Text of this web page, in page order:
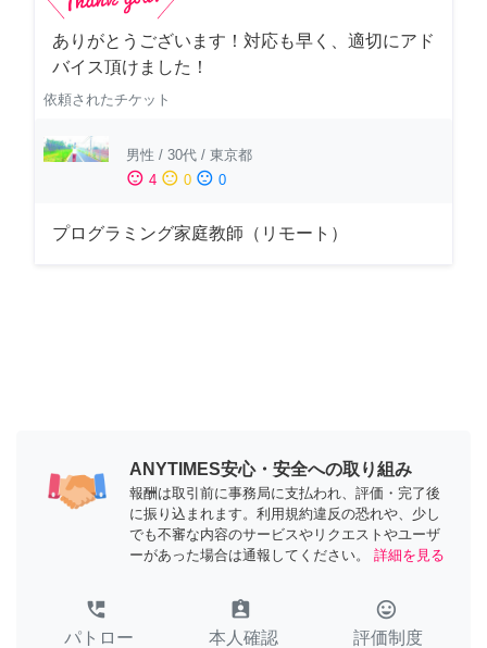
ありがとうございます！対応も早く、適切にアド
バイス頂けました！
依頼されたチケット
男性 / 30代 / 東京都
sentiment_satisfied 4 sentiment_neutral 0 sentiment_dissatisfied 0
プログラミング家庭教師（リモート）
ANYTIMES安心・安全への取り組み
報酬は取引前に事務局に支払われ、評価・完了後
に振り込まれます。利用規約違反の恐れや、少し
でも不審な内容のサービスやリクエストやユーザ
ーがあった場合は通報してください。
詳細を見る
perm_phone_msg
パトロー
assignment_ind
本人確認
tag_faces
評価制度